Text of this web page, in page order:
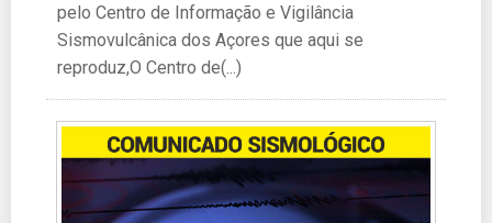
pelo Centro de Informação e Vigilância
Sismovulcânica dos Açores que aqui se
reproduz,O Centro de(...)